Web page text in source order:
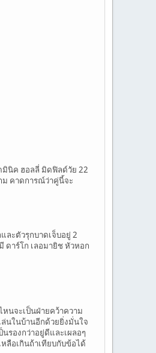
นิค ฮอลลี่ มิดฟิลด์วัย 22
ม คาดการณ์ว่าคู่นี้จะ
ะตัวรุกบาดเจ็บอยู่ 2
ดาร์โก เลอมายิช หัวหอก
นจะเป็นฝ่ายคว้าความ
ล่นในบ้านอีกด้วยยิ่งมั่นใจ
รองกว่าอยู่ดีและเผลอๆ
ลือเกินถ้าเทียบกับข้อได้